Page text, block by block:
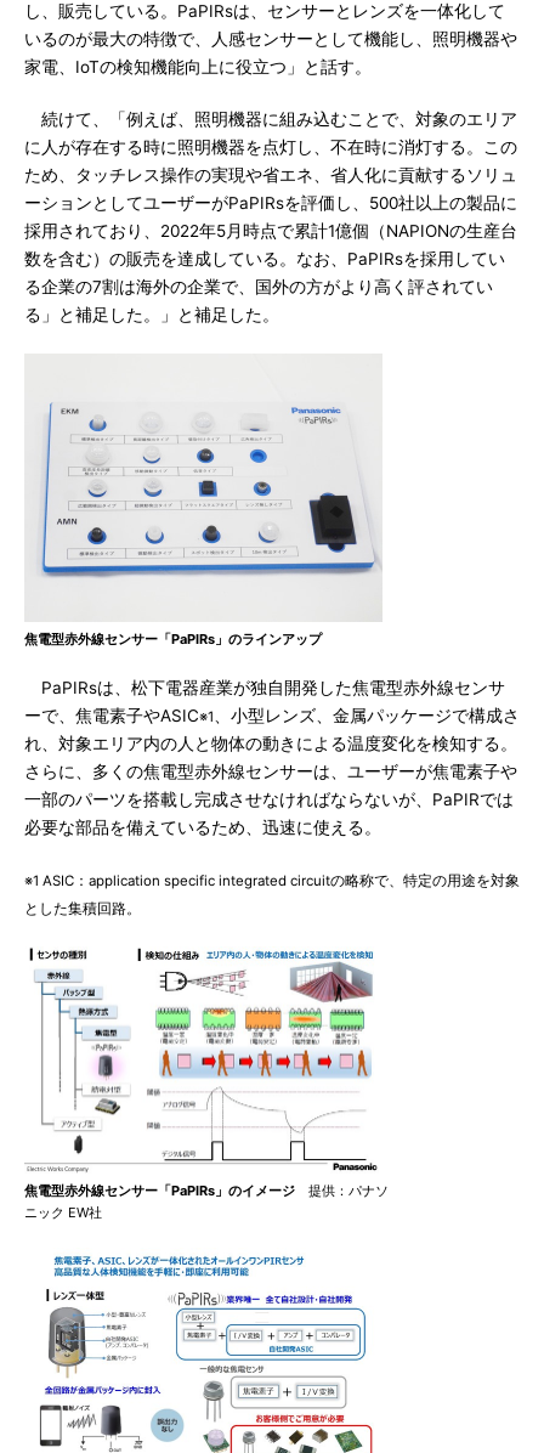
し、販売している。PaPIRsは、センサーとレンズを一体化して
いるのが最大の特徴で、人感センサーとして機能し、照明機器や
家電、IoTの検知機能向上に役立つ」と話す。
続けて、「例えば、照明機器に組み込むことで、対象のエリア
に人が存在する時に照明機器を点灯し、不在時に消灯する。この
ため、タッチレス操作の実現や省エネ、省人化に貢献するソリュ
ーションとしてユーザーがPaPIRsを評価し、500社以上の製品に
採用されており、2022年5月時点で累計1億個（NAPIONの生産台
数を含む）の販売を達成している。なお、PaPIRsを採用してい
る企業の7割は海外の企業で、国外の方がより高く評されてい
る」と補足した。」と補足した。
焦電型赤外線センサー「PaPIRs」のラインアップ
PaPIRsは、松下電器産業が独自開発した焦電型赤外線センサ
ーで、焦電素子やASIC※1
、小型レンズ、金属パッケージで構成さ
れ、対象エリア内の人と物体の動きによる温度変化を検知する。
さらに、多くの焦電型赤外線センサーは、ユーザーが焦電素子や
一部のパーツを搭載し完成させなければならないが、PaPIRでは
必要な部品を備えているため、迅速に使える。
※1 ASIC：application specific integrated circuitの略称で、特定の用途を対象
とした集積回路。
焦電型赤外線センサー「PaPIRs」のイメージ 提供：パナソ
ニック EW社